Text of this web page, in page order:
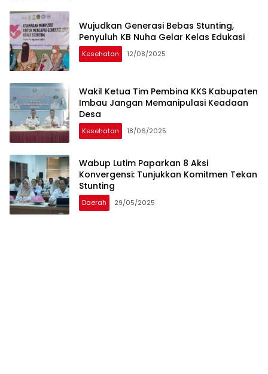
Wujudkan Generasi Bebas Stunting,
Penyuluh KB Nuha Gelar Kelas Edukasi
Kesehatan 12/08/2025
Wakil Ketua Tim Pembina KKS Kabupaten
Imbau Jangan Memanipulasi Keadaan
Desa
Kesehatan 18/06/2025
Wabup Lutim Paparkan 8 Aksi
Konvergensi: Tunjukkan Komitmen Tekan
Stunting
Daerah 29/05/2025